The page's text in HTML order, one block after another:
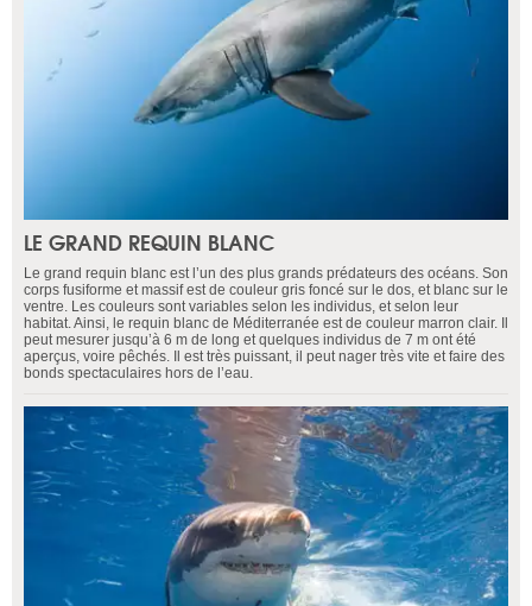
LE GRAND REQUIN BLANC
Le grand requin blanc est l’un des plus grands prédateurs des océans. Son
corps fusiforme et massif est de couleur gris foncé sur le dos, et blanc sur le
ventre. Les couleurs sont variables selon les individus, et selon leur
habitat. Ainsi, le requin blanc de Méditerranée est de couleur marron clair. Il
peut mesurer jusqu’à 6 m de long et quelques individus de 7 m ont été
aperçus, voire pêchés. Il est très puissant, il peut nager très vite et faire des
bonds spectaculaires hors de l’eau.